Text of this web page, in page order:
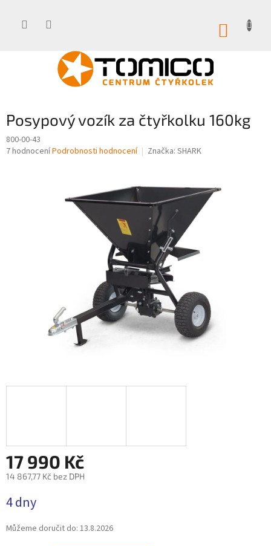
Posypový vozík za čtyřkolku 160kg
800-00-43
Průměrné
7 hodnoceníPodrobnosti hodnocení Značka: SHARK
17 990 Kč
14 867,77 Kč bez DPH
cena:
4 dny
Můžeme doručit do: 13.8.2026